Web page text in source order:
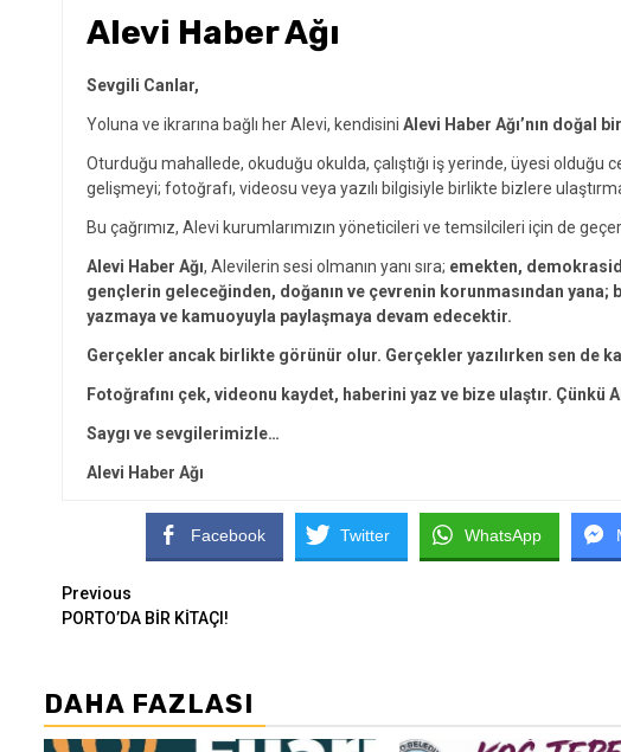
Alevi Haber Ağı
Sevgili Canlar,
Yoluna ve ikrarına bağlı her Alevi, kendisini Alevi Haber Ağı’nın doğal
Oturduğu mahallede, okuduğu okulda, çalıştığı iş yerinde, üyesi olduğu
gelişmeyi; fotoğrafı, videosu veya yazılı bilgisiyle birlikte bizlere
Bu çağrımız, Alevi kurumlarımızın yöneticileri ve temsilcileri için de
Alevi Haber Ağı, Alevilerin sesi olmanın yanı sıra; emekten,
gençlerin geleceğinden, doğanın ve çevrenin korunmasından
yazmaya ve kamuoyuyla paylaşmaya devam edecektir.
Gerçekler ancak birlikte görünür olur. Gerçekler yazılırken sen de
Fotoğrafını çek, videonu kaydet, haberini yaz ve bize ulaştır. Çünkü
Saygı ve sevgilerimizle…
Alevi Haber Ağı
Facebook Twitter WhatsApp
Continue
Reading
Previous
PORTO’DA BİR KİTAÇI!
DAHA FAZLASI